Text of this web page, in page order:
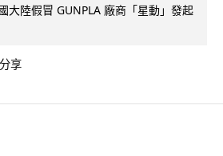
大陸假冒 GUNPLA 廠商「星動」發起
分享